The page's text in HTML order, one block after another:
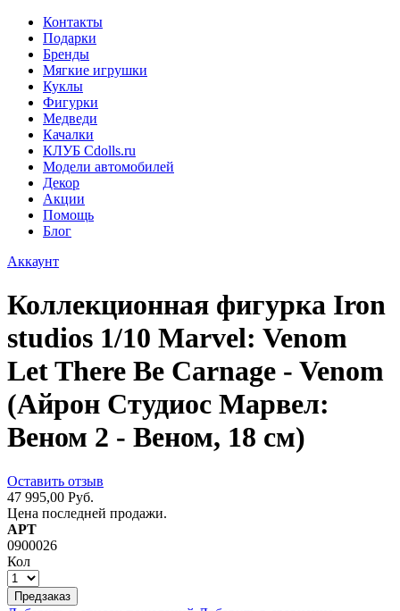
Контакты
Подарки
Бренды
Мягкие игрушки
Куклы
Фигурки
Медведи
Качалки
КЛУБ Cdolls.ru
Модели автомобилей
Декор
Акции
Помощь
Блог
Аккаунт
Коллекционная фигурка Iron
studios 1/10 Marvel: Venom
Let There Be Carnage - Venom
(Айрон Студиос Марвел:
Веном 2 - Веном, 18 см)
Оставить отзыв
47 995,00 Руб.
Цена последней продажи.
АРТ
0900026
Кол
Предзаказ